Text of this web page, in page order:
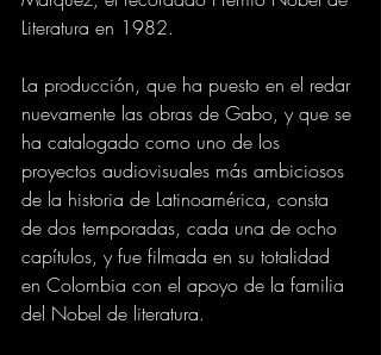
Literatura en 1982.
La producción, que ha puesto en el redar
nuevamente las obras de Gabo, y que se
ha catalogado como uno de los
proyectos audiovisuales más ambiciosos
de la historia de Latinoamérica, consta
de dos temporadas, cada una de ocho
capítulos, y fue filmada en su totalidad
en Colombia con el apoyo de la familia
del Nobel de literatura.